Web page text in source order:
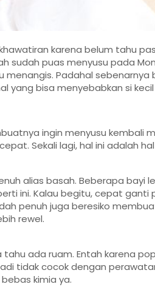
karena belum tahu
sudah puas menyusu pada
menangis. Padahal sebenarnya
yang bisa menyebabkan si kecil
ingin menyusu kembali
Sekali lagi, hal ini adalah
alias basah. Beberapa bayi
ini. Kalau begitu, cepat ganti
penuh juga beresiko
rewel.
tahu ada ruam. Entah karena
tidak cocok dengan
kimia ya.